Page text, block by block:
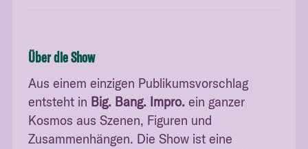
Über die Show
Aus einem einzigen Publikumsvorschlag
entsteht in Big. Bang. Impro. ein ganzer
Kosmos aus Szenen, Figuren und
Zusammenhängen. Die Show ist eine